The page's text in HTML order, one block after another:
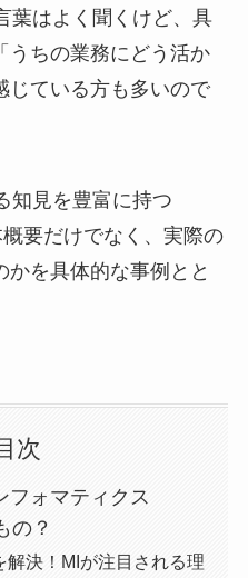
葉はよく聞くけど、具
うちの業務にどう活か
じている方も多いので
知見を豊富に持つ
要だけでなく、実際の
を具体的な事例とと
次
フォマティクス
の？
解決！MIが注目される理